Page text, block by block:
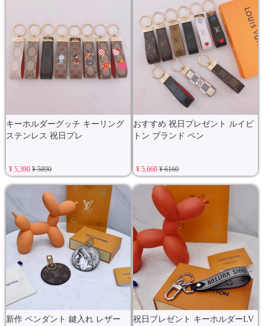
キーホルダーグッチ キーリング
ステンレス 祝日プレ
¥ 5,390¥ 5890
おすすめ 祝日プレゼント ルイビ
トン ブランド ペン
¥ 5,660¥ 6160
新作 ペンダント 鍵入れ レザー 祝日プレゼント キーホルダーLV